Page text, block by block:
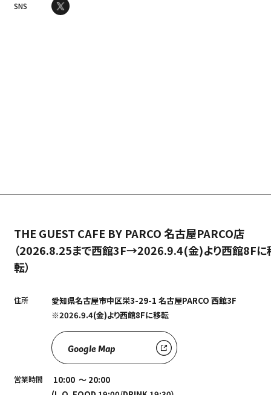
SNS
THE GUEST CAFE BY PARCO 名古屋PARCO店
（2026.8.25まで西館3F→2026.9.4(金)より西館8Fに
転）
住所
愛知県名古屋市中区栄3-29-1 名古屋PARCO 西館3F
※2026.9.4(金)より西館8Fに移転
Google Map
営業時間
10:00 ～ 20:00